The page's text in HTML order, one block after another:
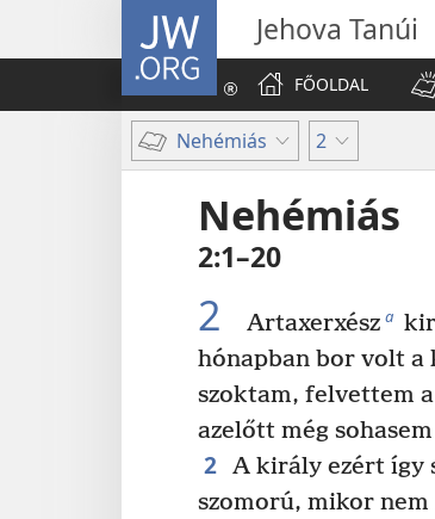
JW.ORG Jehova Tanúi
FŐOLDAL
Nehémiás 2
Nehémiás
2:1–20
2 Artaxerxész a
hónapban bor volt a
szoktam, felvettem
azelőtt még
2 A király ezért így
szomorú, mikor nem